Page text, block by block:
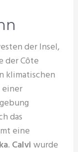
der Insel,
der Côte
klimatischen
das
eine
. Calviwurde